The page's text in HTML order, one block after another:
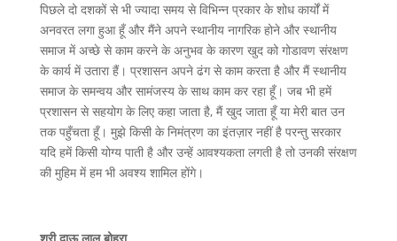
पिछले दो दशकों से भी ज्यादा समय से विभिन्न प्रकार के शोध कार्यों में
अनवरत लगा हुआ हूँ और मैंने अपने स्थानीय नागरिक होने और स्थानीय
समाज में अच्छे से काम करने के अनुभव के कारण खुद को गोडावण संरक्षण
के कार्य में उतारा हैं। प्रशासन अपने ढंग से काम करता है और मैं स्थानीय
समाज के समन्वय और सामंजस्य के साथ काम कर रहा हूँ। जब भी हमें
प्रशासन से सहयोग के लिए कहा जाता है, मैं खुद जाता हूँ या मेरी बात उन
तक पहुँचता हूँ। मुझे किसी के निमंत्रण का इंतज़ार नहीं है परन्तु सरकार
यदि हमें किसी योग्य पाती है और उन्हें आवश्यकता लगती है तो उनकी संरक्षण
की मुहिम में हम भी अवश्य शामिल होंगे।